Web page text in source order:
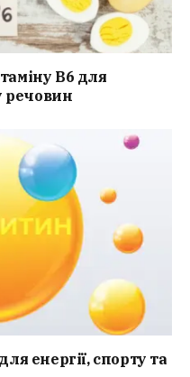
B6 для
речовин
енергії, спорту та